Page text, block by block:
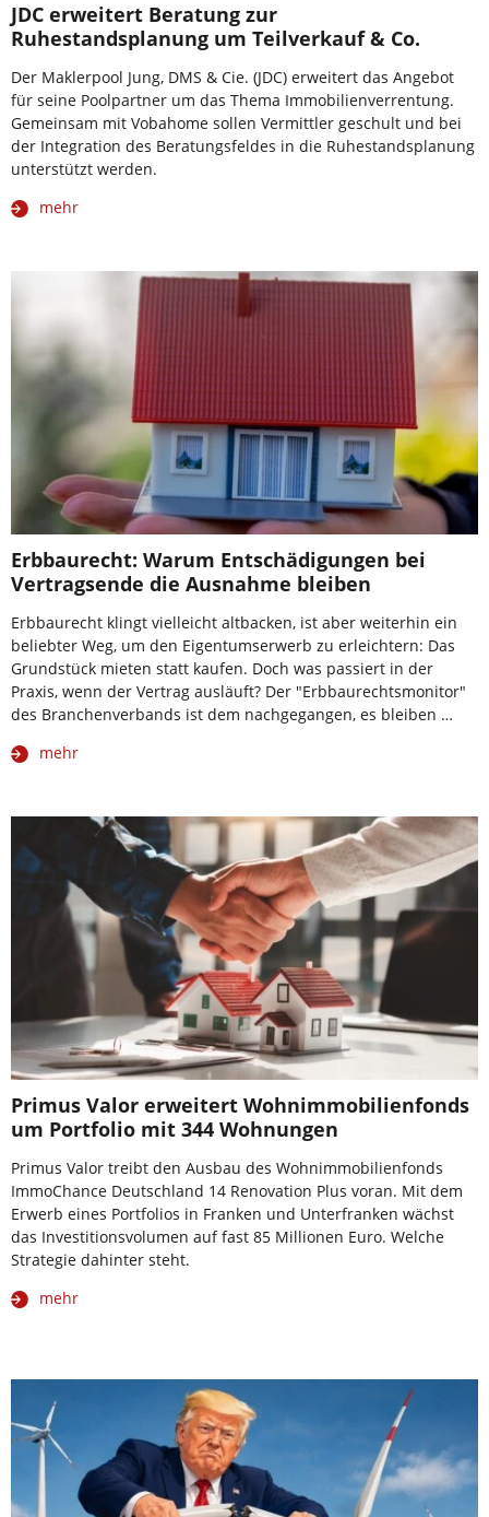
JDC erweitert Beratung zur
Ruhestandsplanung um Teilverkauf & Co.
Der Maklerpool Jung, DMS & Cie. (JDC) erweitert das Angebot
für seine Poolpartner um das Thema Immobilienverrentung.
Gemeinsam mit Vobahome sollen Vermittler geschult und bei
der Integration des Beratungsfeldes in die Ruhestandsplanung
unterstützt werden.
mehr
Erbbaurecht: Warum Entschädigungen bei
Vertragsende die Ausnahme bleiben
Erbbaurecht klingt vielleicht altbacken, ist aber weiterhin ein
beliebter Weg, um den Eigentumserwerb zu erleichtern: Das
Grundstück mieten statt kaufen. Doch was passiert in der
Praxis, wenn der Vertrag ausläuft? Der "Erbbaurechtsmonitor"
des Branchenverbands ist dem nachgegangen, es bleiben …
mehr
Primus Valor erweitert Wohnimmobilienfonds
um Portfolio mit 344 Wohnungen
Primus Valor treibt den Ausbau des Wohnimmobilienfonds
ImmoChance Deutschland 14 Renovation Plus voran. Mit dem
Erwerb eines Portfolios in Franken und Unterfranken wächst
das Investitionsvolumen auf fast 85 Millionen Euro. Welche
Strategie dahinter steht.
mehr